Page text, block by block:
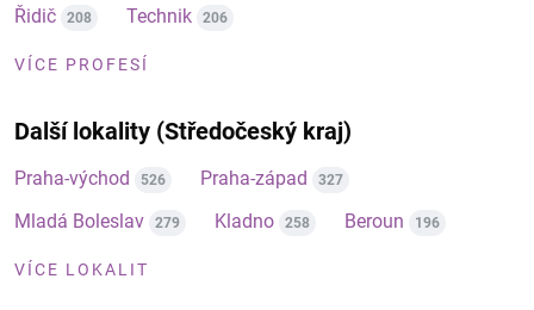
Řidič 208 Technik 206
VÍCE PROFESÍ
Další lokality (Středočeský kraj)
Praha-východ 526 Praha-západ 327
Mladá Boleslav 279 Kladno 258 Beroun 196
VÍCE LOKALIT